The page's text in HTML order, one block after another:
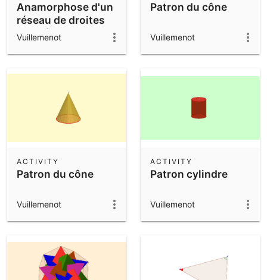
Anamorphose d'un
réseau de droites
parallèles.
Vuillemenot
Patron du cône
Vuillemenot
Patron du cône
ACTIVITY
Vuillemenot
Patron cylindre
ACTIVITY
Vuillemenot